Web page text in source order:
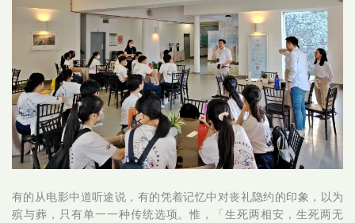
有的从电影中道听途说，有的凭着记忆中对丧礼隐约的印象，以为
殡与葬，只有单一一种传统选项。惟，「生死两相安，生死两无